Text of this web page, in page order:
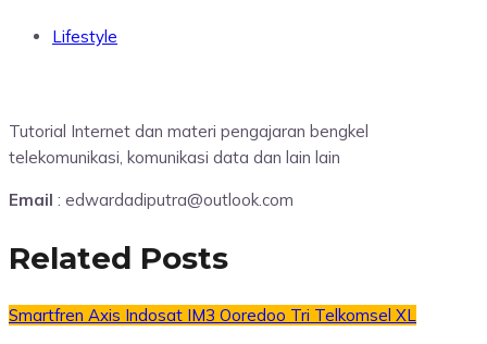
Lifestyle
Tutorial Internet dan materi pengajaran bengkel
telekomunikasi, komunikasi data dan lain lain
Email : edwardadiputra@outlook.com
Related Posts
Smartfren Axis Indosat IM3 Ooredoo Tri Telkomsel XL